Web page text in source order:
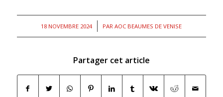
18 NOVEMBRE 2024
/ PARAOC BEAUMES DE VENISE
Partager cet article